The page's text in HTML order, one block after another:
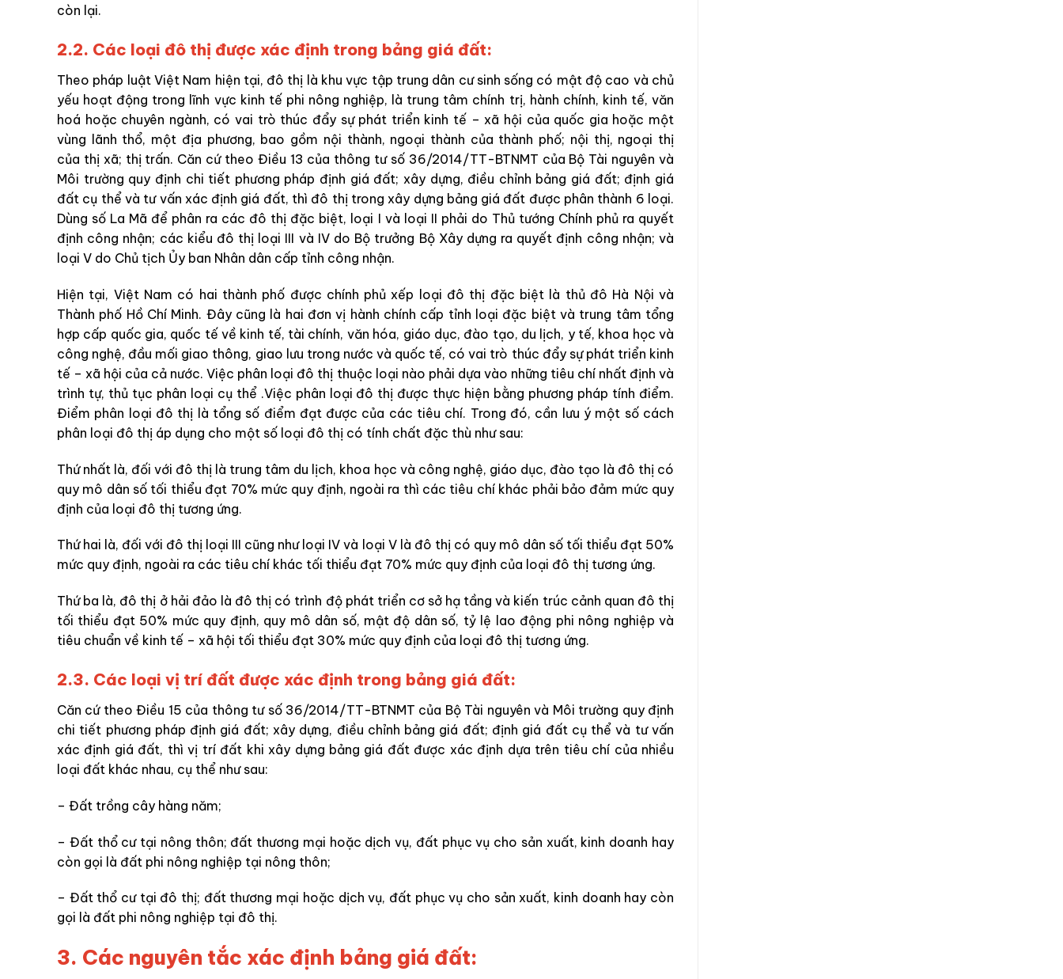
còn lại.
2.2. Các loại đô thị được xác định trong bảng giá đất:
Theo pháp luật Việt Nam hiện tại, đô thị là khu vực tập trung dân cư sinh sống có mật độ cao và chủ
yếu hoạt động trong lĩnh vực kinh tế phi nông nghiệp, là trung tâm chính trị, hành chính, kinh tế, văn
hoá hoặc chuyên ngành, có vai trò thúc đẩy sự phát triển kinh tế – xã hội của quốc gia hoặc một
vùng lãnh thổ, một địa phương, bao gồm nội thành, ngoại thành của thành phố; nội thị, ngoại thị
của thị xã; thị trấn. Căn cứ theo Điều 13 của thông tư số 36/2014/TT-BTNMT của Bộ Tài nguyên và
Môi trường quy định chi tiết phương pháp định giá đất; xây dựng, điều chỉnh bảng giá đất; định giá
đất cụ thể và tư vấn xác định giá đất, thì đô thị trong xây dựng bảng giá đất được phân thành 6 loại.
Dùng số La Mã để phân ra các đô thị đặc biệt, loại I và loại II phải do Thủ tướng Chính phủ ra quyết
định công nhận; các kiểu đô thị loại III và IV do Bộ trưởng Bộ Xây dựng ra quyết định công nhận; và
loại V do Chủ tịch Ủy ban Nhân dân cấp tỉnh công nhận.
Hiện tại, Việt Nam có hai thành phố được chính phủ xếp loại đô thị đặc biệt là thủ đô Hà Nội và
Thành phố Hồ Chí Minh. Đây cũng là hai đơn vị hành chính cấp tỉnh loại đặc biệt và trung tâm tổng
hợp cấp quốc gia, quốc tế về kinh tế, tài chính, văn hóa, giáo dục, đào tạo, du lịch, y tế, khoa học và
công nghệ, đầu mối giao thông, giao lưu trong nước và quốc tế, có vai trò thúc đẩy sự phát triển kinh
tế – xã hội của cả nước. Việc phân loại đô thị thuộc loại nào phải dựa vào những tiêu chí nhất định và
trình tự, thủ tục phân loại cụ thể .Việc phân loại đô thị được thực hiện bằng phương pháp tính điểm.
Điểm phân loại đô thị là tổng số điểm đạt được của các tiêu chí. Trong đó, cần lưu ý một số cách
phân loại đô thị áp dụng cho một số loại đô thị có tính chất đặc thù như sau:
Thứ nhất là, đối với đô thị là trung tâm du lịch, khoa học và công nghệ, giáo dục, đào tạo là đô thị có
quy mô dân số tối thiểu đạt 70% mức quy định, ngoài ra thì các tiêu chí khác phải bảo đảm mức quy
định của loại đô thị tương ứng.
Thứ hai là, đối với đô thị loại III cũng như loại IV và loại V là đô thị có quy mô dân số tối thiểu đạt 50%
mức quy định, ngoài ra các tiêu chí khác tối thiểu đạt 70% mức quy định của loại đô thị tương ứng.
Thứ ba là, đô thị ở hải đảo là đô thị có trình độ phát triển cơ sở hạ tầng và kiến trúc cảnh quan đô thị
tối thiểu đạt 50% mức quy định, quy mô dân số, mật độ dân số, tỷ lệ lao động phi nông nghiệp và
tiêu chuẩn về kinh tế – xã hội tối thiểu đạt 30% mức quy định của loại đô thị tương ứng.
2.3. Các loại vị trí đất được xác định trong bảng giá đất:
Căn cứ theo Điều 15 của thông tư số 36/2014/TT-BTNMT của Bộ Tài nguyên và Môi trường quy định
chi tiết phương pháp định giá đất; xây dựng, điều chỉnh bảng giá đất; định giá đất cụ thể và tư vấn
xác định giá đất, thì vị trí đất khi xây dựng bảng giá đất được xác định dựa trên tiêu chí của nhiều
loại đất khác nhau, cụ thể như sau:
– Đất trồng cây hàng năm;
– Đất thổ cư tại nông thôn; đất thương mại hoặc dịch vụ, đất phục vụ cho sản xuất, kinh doanh hay
còn gọi là đất phi nông nghiệp tại nông thôn;
– Đất thổ cư tại đô thị; đất thương mại hoặc dịch vụ, đất phục vụ cho sản xuất, kinh doanh hay còn
gọi là đất phi nông nghiệp tại đô thị.
3. Các nguyên tắc xác định bảng giá đất: